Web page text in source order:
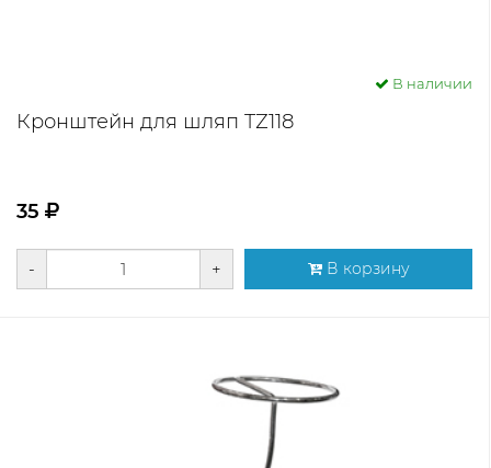
В наличии
Кронштейн для шляп TZ118
35
- + В корзину